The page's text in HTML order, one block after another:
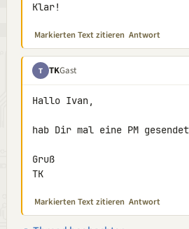
Klar!
Markierten Text zitieren Antwort
T TKGast
Hallo Ivan,
hab Dir mal eine PM
Gruß
TK
Markierten Text zitieren Antwort